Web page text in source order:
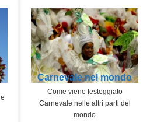
Carnevale nel mondo
Come viene festeggiato
Carnevale nelle altri parti del
mondo